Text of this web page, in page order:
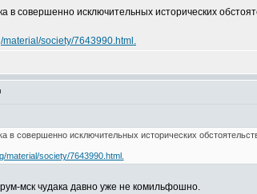
совершенно исключительных исторических
material/society/7643990.html.
в совершенно исключительных исторических
material/society/7643990.html.
мск чудака давно уже не комильфошно.